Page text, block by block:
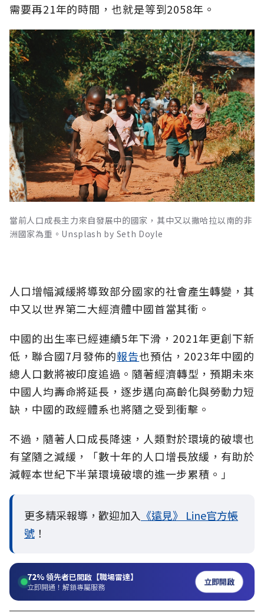
需要再21年的時間，也就是等到2058年。
當前人口成長主力來自發展中的國家，其中又以撒哈拉以南的非
洲國家為重。Unsplash by Seth Doyle
人口增幅減緩將導致部分國家的社會產生轉變，其
中又以世界第二大經濟體中國首當其衝。
中國的出生率已經連續5年下滑，2021年更創下新
低，聯合國7月發佈的報告也預估，2023年中國的
總人口數將被印度追過。隨著經濟轉型，預期未來
中國人均壽命將延長，逐步邁向高齡化與勞動力短
缺，中國的政經體系也將隨之受到衝擊。
不過，隨著人口成長降速，人類對於環境的破壞也
有望隨之減緩，「數十年的人口增長放緩，有助於
減輕本世紀下半葉環境破壞的進一步累積。」
更多精采報導，歡迎加入 《遠見》 Line官方帳
號 ！
72%領先者已開啟【職場雷達】
立即開通！解鎖專屬服務 立即開啟